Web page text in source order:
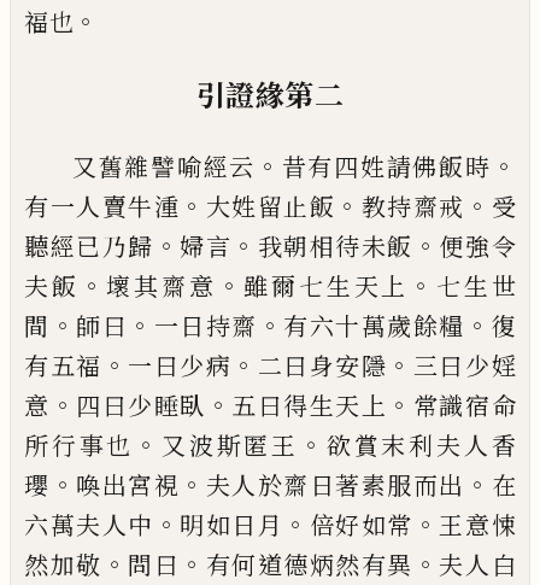
福也 。
引證緣第二
又舊雜譬喻經云 。 昔有四姓請佛飯時 。
有一人賣牛湩 。 大姓留止飯 。 教持齋戒 。 受
聽經已乃歸 。 婦言 。 我朝相待未飯 。 便強令
夫飯 。 壞其齋意 。雖爾七生天上 。 七生世
間 。 師曰 。 一日持齋 。 有六十萬歲餘糧 。 復
有五福 。 一曰少病 。 二曰身安隱 。 三曰少婬
意 。 四曰少睡臥 。 五曰得生天上 。 常識宿命
所行事也 。 又波斯匿王 。 欲賞末利夫人香
瓔 。 喚出宮視 。 夫人於齋日著素服而出 。 在
六萬夫人中 。 明如日月 。 倍好如常 。 王意悚
然加敬 。 問曰 。 有何道德炳然有異 。 夫人白